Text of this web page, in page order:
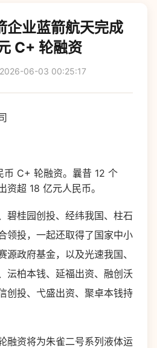
企业蓝箭航天完成
C+ 轮融资
2026-06-03 00:25:17
币 C+ 轮融资。曩昔 12 个
资超 18 亿元人民币。
碧桂园创投、经纬我国、柱石
领投，一起还取得了国家中小
源政府基金，以及光速我国、
沄柏本钱、延福出资、融创沃
创投、弋盛出资、聚卓本钱持
融资将为朱雀二号系列液体运